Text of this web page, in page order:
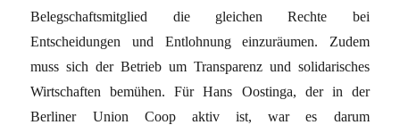
Belegschaftsmitglied die gleichen Rechte bei
Entscheidungen und Entlohnung einzuräumen. Zudem
muss sich der Betrieb um Transparenz und solidarisches
Wirtschaften bemühen. Für Hans Oostinga, der in der
Berliner Union Coop aktiv ist, war es darum